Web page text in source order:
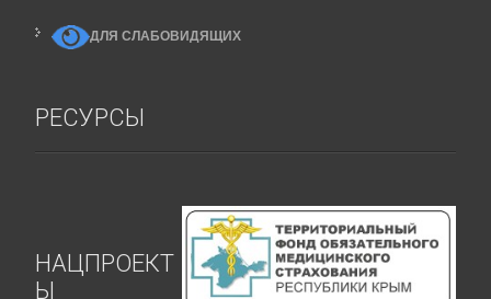
ДЛЯ СЛАБОВИДЯЩИХ
РЕСУРСЫ
НАЦПРОЕКТ
Ы